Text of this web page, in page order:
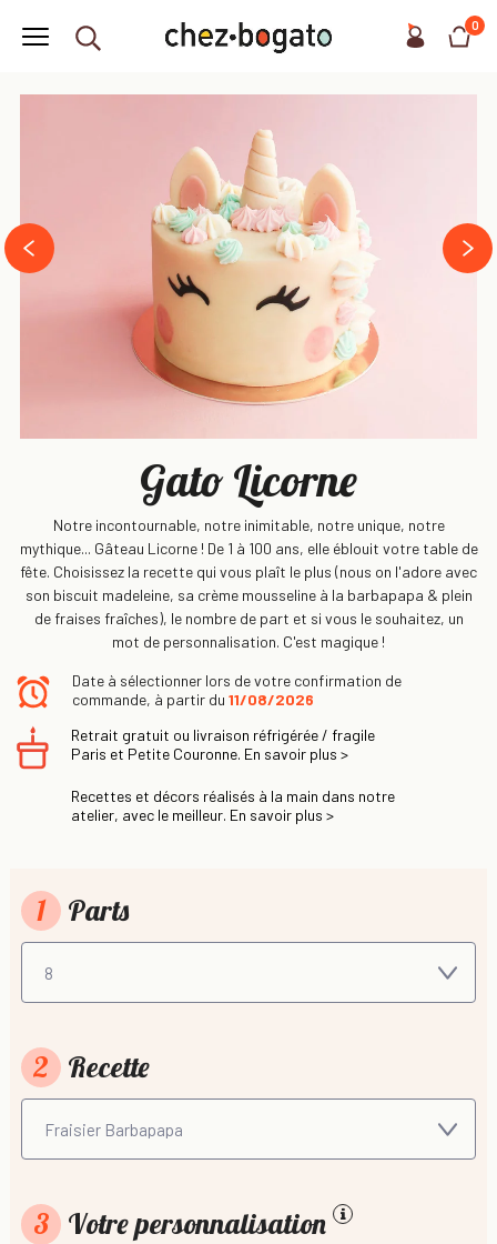
0
prev
next
Gato Licorne
Notre incontournable, notre inimitable, notre unique, notre
mythique... Gâteau Licorne ! De 1 à 100 ans, elle éblouit votre table de
fête. Choisissez la recette qui vous plaît le plus (nous on l'adore avec
son biscuit madeleine, sa crème mousseline à la barbapapa & plein
de fraises fraîches), le nombre de part et si vous le souhaitez, un
mot de personnalisation. C'est magique !
Date à sélectionner lors de votre confirmation de
commande, à partir du 11/08/2026
Retrait gratuit ou livraison réfrigérée / fragile
Paris et Petite Couronne. En savoir plus >
Recettes et décors réalisés à la main dans notre
atelier, avec le meilleur. En savoir plus >
1 Parts
2 Recette
3 Votre personnalisation